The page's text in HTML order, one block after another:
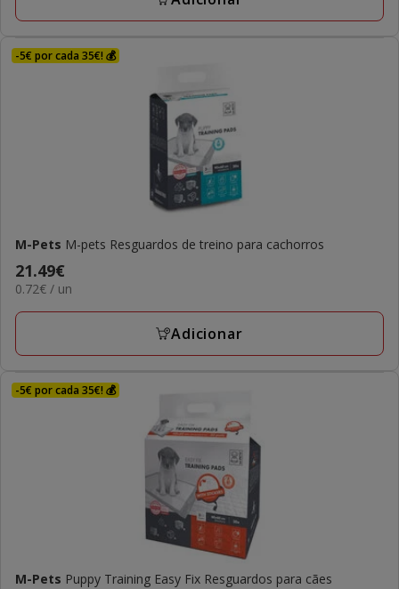
-5€ por cada 35€! 💰
M-Pets M-pets Resguardos de treino para cachorros
Preço
21.49€
21.49€
0.72€
UN
0.72€ / un
Adicionar
-5€ por cada 35€! 💰
M-Pets Puppy Training Easy Fix Resguardos para cães